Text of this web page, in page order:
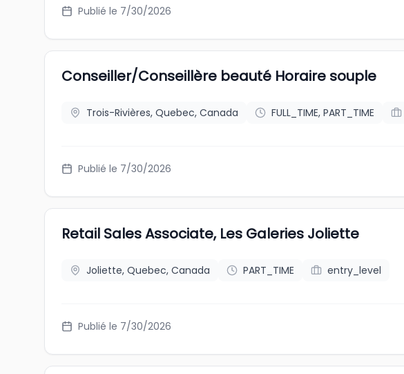
Publié le 7/30/2026
Conseiller/Conseillère beauté Horaire souple
Trois-Rivières, Quebec, Canada FULL_TIME, PART_TIME
Publié le 7/30/2026
Retail Sales Associate, Les Galeries Joliette
Joliette, Quebec, Canada PART_TIME entry_level
Publié le 7/30/2026